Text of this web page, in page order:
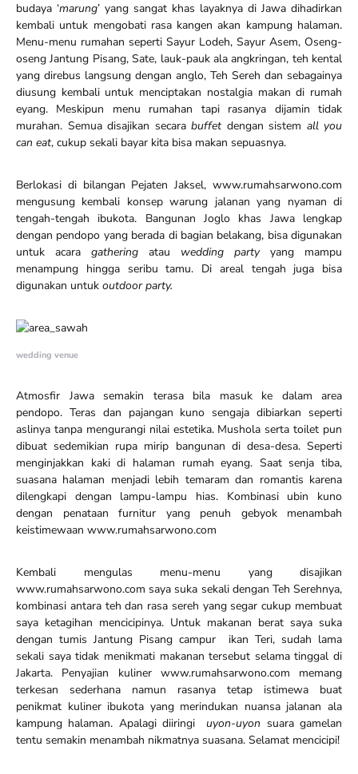
budaya ‘marung’ yang sangat khas layaknya di Jawa dihadirkan
kembali untuk mengobati rasa kangen akan kampung halaman.
Menu-menu rumahan seperti Sayur Lodeh, Sayur Asem, Oseng-
oseng Jantung Pisang, Sate, lauk-pauk ala angkringan, teh kental
yang direbus langsung dengan anglo, Teh Sereh dan sebagainya
diusung kembali untuk menciptakan nostalgia makan di rumah
eyang. Meskipun menu rumahan tapi rasanya dijamin tidak
murahan. Semua disajikan secara buffetdengan sistem all you
can eat, cukup sekali bayar kita bisa makan sepuasnya.
Berlokasi di bilangan Pejaten Jaksel, www.rumahsarwono.com
mengusung kembali konsep warung jalanan yang nyaman di
tengah-tengah ibukota. Bangunan Joglo khas Jawa lengkap
dengan pendopo yang berada di bagian belakang, bisa digunakan
untuk acara gathering atau wedding partyyang mampu
menampung hingga seribu tamu. Di areal tengah juga bisa
digunakan untuk outdoor party.
wedding venue
Atmosfir Jawa semakin terasa bila masuk ke dalam area
pendopo. Teras dan pajangan kuno sengaja dibiarkan seperti
aslinya tanpa mengurangi nilai estetika. Mushola serta toilet pun
dibuat sedemikian rupa mirip bangunan di desa-desa. Seperti
menginjakkan kaki di halaman rumah eyang. Saat senja tiba,
suasana halaman menjadi lebih temaram dan romantis karena
dilengkapi dengan lampu-lampu hias. Kombinasi ubin kuno
dengan penataan furnitur yang penuh gebyok menambah
keistimewaan www.rumahsarwono.com
Kembali mengulas menu-menu yang disajikan
www.rumahsarwono.com saya suka sekali dengan Teh Serehnya,
kombinasi antara teh dan rasa sereh yang segar cukup membuat
saya ketagihan mencicipinya. Untuk makanan berat saya suka
dengan tumis Jantung Pisang campur ikan Teri, sudah lama
sekali saya tidak menikmati makanan tersebut selama tinggal di
Jakarta. Penyajian kuliner www.rumahsarwono.com memang
terkesan sederhana namun rasanya tetap istimewa buat
penikmat kuliner ibukota yang merindukan nuansa jalanan ala
kampung halaman. Apalagi diiringi uyon-uyon suara gamelan
tentu semakin menambah nikmatnya suasana. Selamat mencicipi!